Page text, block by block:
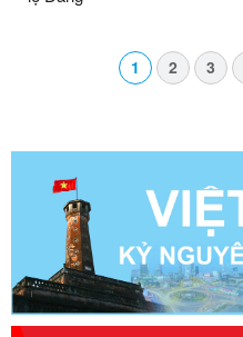
1 2 3